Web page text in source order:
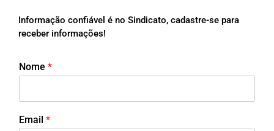
Informação confiável é no Sindicato, cadastre-se para
receber informações!
Nome *
Email *